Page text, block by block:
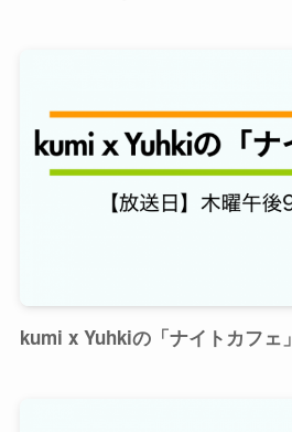
kumi x Yuhkiの「ナイトカフェ」